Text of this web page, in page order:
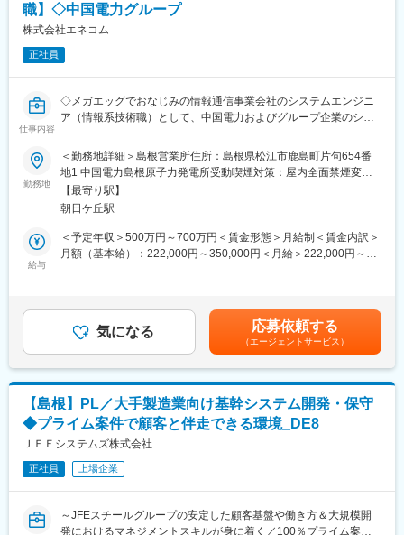
す。
変更の範囲：当社業務全般
■要素技術：
Ruby・AWS・C・C＋＋・Java Script・Ruby on Rails
■当社の特徴/魅力：
・当社の通称である「NaCl」は、社名の英語表記「Network
Applied Communication Laboratory Ltd.」の頭文字であると同時
に、生物が生きていくために欠かせない「塩」の化学式NaClでも
あります。同社は「NaCl」を塩の化学式にちなみ、「エヌ・エ
・オブジェクト指向スクリプト言語Rubyの開発者「まつもとゆき
ひろ」氏をはじめとし、多くの著名な開発者が在籍しています。
今後も、開発者にとって魅力的な職場であり続けるよう、努力し
ていきます。
変更の範囲：会社の定める業務
職】◇中国電力グループ
株式会社エネコム
正社員
仕事内容
◇メガエッグでおなじみの情報通信事業会社のシステムエンジニ
ア（情報系技術職）として、中国電力およびグループ企業のシス
を担当頂きます◇
■主な業務内容：
・発電所（中国電力）の設備・保修管理に関するシステムの機能
拡充・維持管理
・発電所の設備・保修に関するシステムの基盤構築・維持管理
【変更の範囲：会社の定める業務】
格取得支援などが充実しています。一人ひとりが目標に向かい着
実にステップアップ出来るように会社として環境を整えていま
す。また、年齢に関係なく、若いうちから責任ある仕事を任され
■当社について：
「通信」と「情報」の2つの事業を柱に、トータルソリューション
を提供する中国電力グループの会社です。確かな情報通信技術を
通じて中国地域の社会基盤を支えると共に、人々の生活やビジネ
スを豊かにするコミュニケーションづくりに貢献しています。情
報事業では、主に中国電力および中国電力グループ会社向けのシ
ステム開発から運用保守まで一貫して手がけており、中国電力グ
ループ内の情報処理システム化・高度化の中心的役割として、電
気事業という公益事業を支えています。
勤務地
＜勤務地詳細＞島根営業所住所：島根県松江市鹿島町片句654番
地1 中国電力島根原子力発電所受動喫煙対策：屋内全面禁煙変更
の範囲：本文参照
【最寄り駅】
朝日ケ丘駅
給与
＜予定年収＞500万円～700万円＜賃金形態＞月給制＜賃金内訳＞
月額（基本給）：222,000円～350,000円＜月給＞222,000円～
年収680万円程度※通勤手当を除く賃金はあくまでも目安の金額で
あり、選考を通じて上下する可能性があります。月給(月額)は固定
手当を含めた表記です。
気になる 応募依頼する
（エージェントサービス）
【島根】PL／大手製造業向け基幹システム開発・保守
◆プライム案件で顧客と伴走できる環境_DE8
ＪＦＥシステムズ株式会社
正社員 上場企業
～JFEスチールグループの安定した顧客基盤や働き方＆大規模開
発におけるマネジメントスキルが身に着く／100％プライム案件